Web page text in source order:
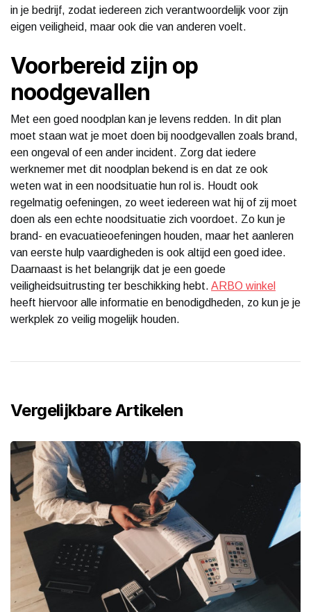
in je bedrijf, zodat iedereen zich verantwoordelijk voor zijn
eigen veiligheid, maar ook die van anderen voelt.
Voorbereid zijn op
noodgevallen
Met een goed noodplan kan je levens redden. In dit plan
moet staan wat je moet doen bij noodgevallen zoals brand,
een ongeval of een ander incident. Zorg dat iedere
werknemer met dit noodplan bekend is en dat ze ook
weten wat in een noodsituatie hun rol is. Houdt ook
regelmatig oefeningen, zo weet iedereen wat hij of zij moet
doen als een echte noodsituatie zich voordoet. Zo kun je
brand- en evacuatieoefeningen houden, maar het aanleren
van eerste hulp vaardigheden is ook altijd een goed idee.
Daarnaast is het belangrijk dat je een goede
veiligheidsuitrusting ter beschikking hebt. ARBO winkel
heeft hiervoor alle informatie en benodigdheden, zo kun je je
werkplek zo veilig mogelijk houden.
Vergelijkbare Artikelen